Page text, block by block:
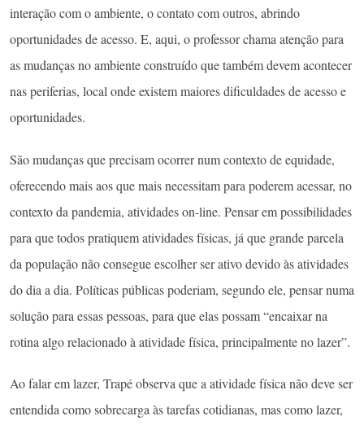
interação com o ambiente, o contato com outros, abrindo
oportunidades de acesso. E, aqui, o professor chama atenção para
as mudanças no ambiente construído que também devem acontecer
nas periferias, local onde existem maiores dificuldades de acesso e
oportunidades.
São mudanças que precisam ocorrer num contexto de equidade,
oferecendo mais aos que mais necessitam para poderem acessar, no
contexto da pandemia, atividades on-line. Pensar em possibilidades
para que todos pratiquem atividades físicas, já que grande parcela
da população não consegue escolher ser ativo devido às atividades
do dia a dia. Políticas públicas poderiam, segundo ele, pensar numa
solução para essas pessoas, para que elas possam “encaixar na
rotina algo relacionado à atividade física, principalmente no lazer”.
Ao falar em lazer, Trapé observa que a atividade física não deve ser
entendida como sobrecarga às tarefas cotidianas, mas como lazer,